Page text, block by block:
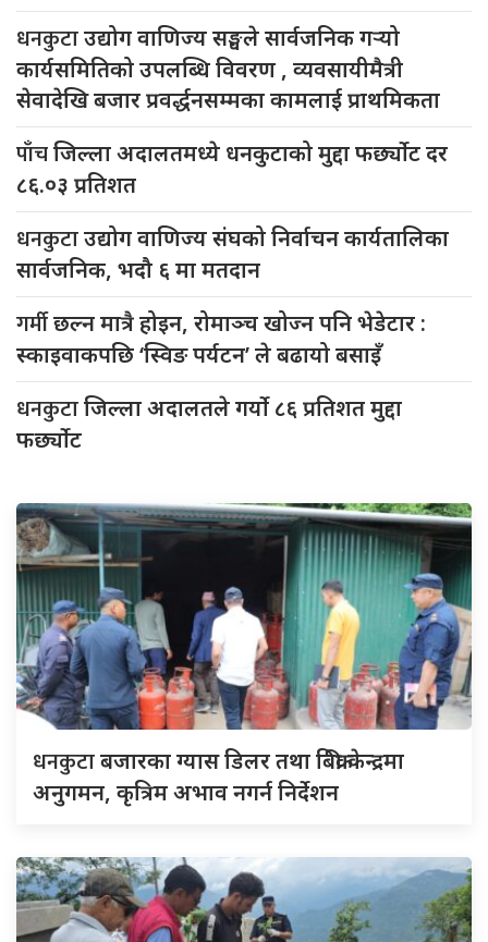
धनकुटाउद्योग वाणिज्य सङ्घले सार्वजनिक गर्‍यो
कार्यसमितिको उपलब्धि विवरण , व्यवसायीमैत्री
सेवादेखि बजार प्रवर्द्धनसम्मका कामलाई प्राथमिकता
पाँचजिल्ला अदालतमध्ये धनकुटाको मुद्दा फर्छ्योट दर
८६.०३ प्रतिशत
धनकुटाउद्योग वाणिज्य संघको निर्वाचन कार्यतालिका
सार्वजनिक, भदौ ६ मा मतदान
गर्मीछल्न मात्रै होइन, रोमाञ्च खोज्न पनि भेडेटार :
स्काइवाकपछि ‘स्विङ पर्यटन’ ले बढायो बसाइँ
धनकुटाजिल्ला अदालतले गर्यो ८६ प्रतिशत मुद्दा
फर्छ्योट
धनकुटाबजारका ग्यास डिलर तथा बिक्री केन्द्रमा
अनुगमन, कृत्रिम अभाव नगर्न निर्देशन